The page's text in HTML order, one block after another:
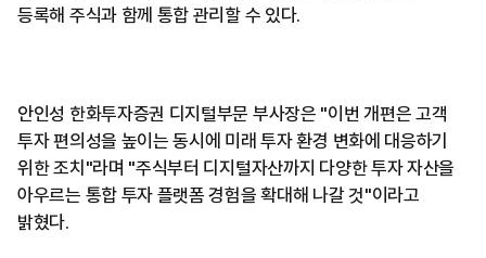
등록해 주식과 함께 통합 관리할 수 있다.
안인성 한화투자증권 디지털부문 부사장은 "이번 개편은 고객
투자 편의성을 높이는 동시에 미래 투자 환경 변화에 대응하기
위한 조치"라며 "주식부터 디지털자산까지 다양한 투자 자산을
아우르는 통합 투자 플랫폼 경험을 확대해 나갈 것"이라고
밝혔다.